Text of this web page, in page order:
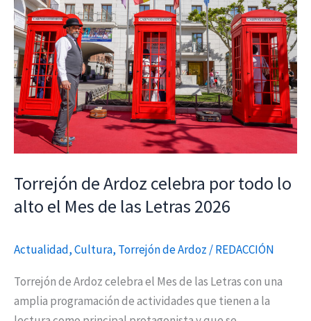
Torrejón de Ardoz celebra por todo lo
alto el Mes de las Letras 2026
Actualidad,Cultura, Torrejón de Ardoz /REDACCIÓN
Torrejón de Ardoz celebra el Mes de las Letras con una
amplia programación de actividades que tienen a la
celebra
por
todo
lo
alto
el
Mes
Letras
2026